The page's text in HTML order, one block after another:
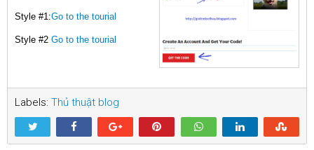
Style #1:Go to the tourial
Style #2 Go to the tourial
Labels: Thủ thuật blog